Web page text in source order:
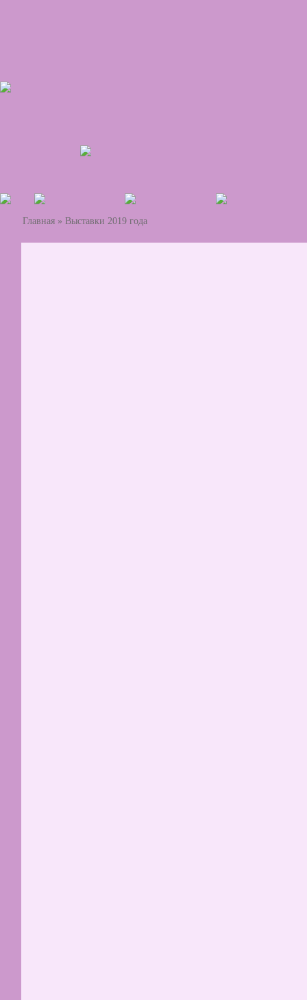
Главная » Выставки 2019 года